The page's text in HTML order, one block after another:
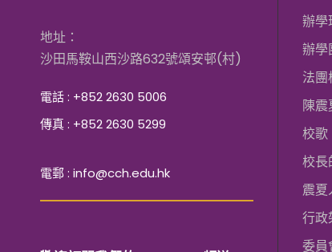
地址：
沙田馬鞍山西沙路632號頌安邨(村)
電話 : +852 2630 5006
傳真 : +852 2630 5299
電郵 : info@cch.edu.hk
辦學
辦學
法團
陳震
校歌
校長
震夏
行政
委員